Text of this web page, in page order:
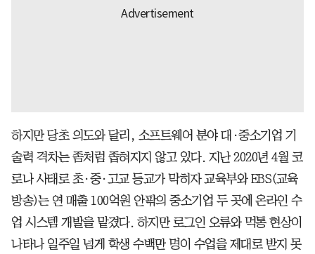
하지만 당초 의도와 달리, 소프트웨어 분야 대·중소기업 기
술력 격차는 좀처럼 좁혀지지 않고 있다. 지난 2020년 4월 코
로나 사태로 초·중·고교 등교가 막히자 교육부와 EBS(교육
방송)는 연 매출 100억원 안팎의 중소기업 두 곳에 온라인 수
업 시스템 개발을 맡겼다. 하지만 로그인 오류와 먹통 현상이
나타나 일주일 넘게 학생 수백만 명이 수업을 제대로 받지 못